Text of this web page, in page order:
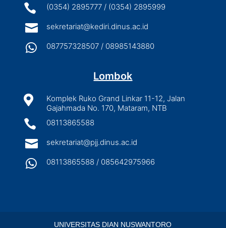
 (0354) 2895777 / (0354) 2895999
 sekretariat@kediri.dinus.ac.id
 087757328507 / 08985143880
Lombok

Komplek Ruko Grand Linkar 11-12, Jalan
Gajahmada No. 170, Mataram, NTB
 08113865588
 sekretariat@pjj.dinus.ac.id
 08113865588 / 085642975966
UNIVERSITAS DIAN NUSWANTORO